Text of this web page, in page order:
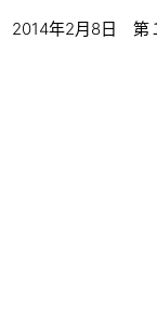
2014年2月8日 第
第２部
第３部
第４部